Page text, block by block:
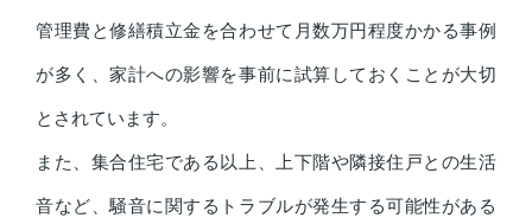
管理費と修繕積立金を合わせて月数万円程度かかる事例
が多く、家計への影響を事前に試算しておくことが大切
とされています。
また、集合住宅である以上、上下階や隣接住戸との生活
音など、騒音に関するトラブルが発生する可能性がある